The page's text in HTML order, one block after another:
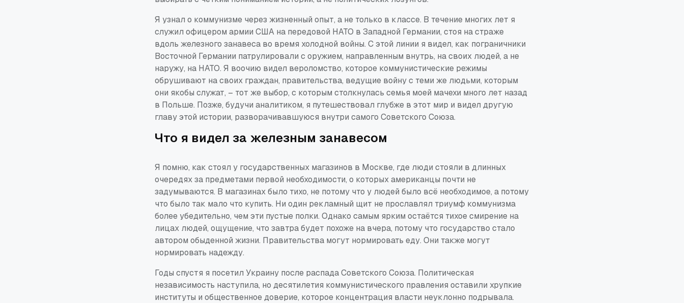
Я узнал о коммунизме через жизненный опыт, а не только в классе. В течение многих лет я
служил офицером армии США на передовой НАТО в Западной Германии, стоя на страже
вдоль железного занавеса во время холодной войны. С этой линии я видел, как пограничники
Восточной Германии патрулировали с оружием, направленным внутрь, на своих людей, а не
наружу, на НАТО. Я воочию видел вероломство, которое коммунистические режимы
обрушивают на своих граждан, правительства, ведущие войну с теми же людьми, которым
они якобы служат, – тот же выбор, с которым столкнулась семья моей мачехи много лет назад
в Польше. Позже, будучи аналитиком, я путешествовал глубже в этот мир и видел другую
главу этой истории, разворачивавшуюся внутри самого Советского Союза.
Что я видел за железным занавесом
Я помню, как стоял у государственных магазинов в Москве, где люди стояли в длинных
очередях за предметами первой необходимости, о которых американцы почти не
задумываются. В магазинах было тихо, не потому что у людей было всё необходимое, а потому
что было так мало что купить. Ни один рекламный щит не прославлял триумф коммунизма
более убедительно, чем эти пустые полки. Однако самым ярким остаётся тихое смирение на
лицах людей, ощущение, что завтра будет похоже на вчера, потому что государство стало
автором обыденной жизни. Правительства могут нормировать еду. Они также могут
нормировать надежду.
Годы спустя я посетил Украину после распада Советского Союза. Политическая
независимость наступила, но десятилетия коммунистического правления оставили хрупкие
институты и общественное доверие, которое концентрация власти неуклонно подрывала.